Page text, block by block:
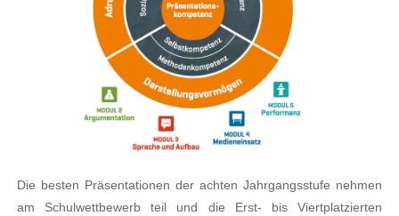
Die besten Präsentationen der achten Jahrgangsstufe nehmen
am Schulwettbewerb teil und die Erst- bis Viertplatzierten